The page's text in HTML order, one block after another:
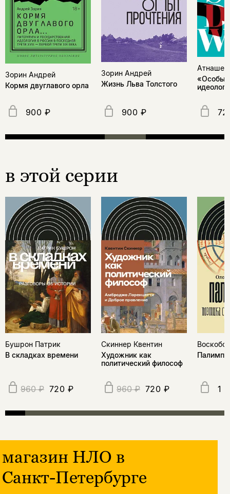
Зорин Андрей
Кормя двуглавого орла
900 ₽
Зорин Андрей
Жизнь Льва Толстого
900 ₽
«Особый
в этой серии
Бушрон Патрик
В складках времени
960 ₽ 720 ₽
Скиннер Квентин
Художник как
политический философ
960 ₽ 720 ₽ 1
магазин НЛО в
Санкт-Петербурге